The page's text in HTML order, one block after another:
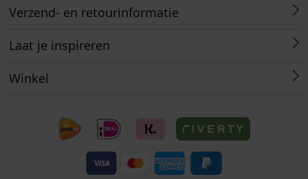
Verzend- en retourinformatie
Laat je inspireren
Winkel